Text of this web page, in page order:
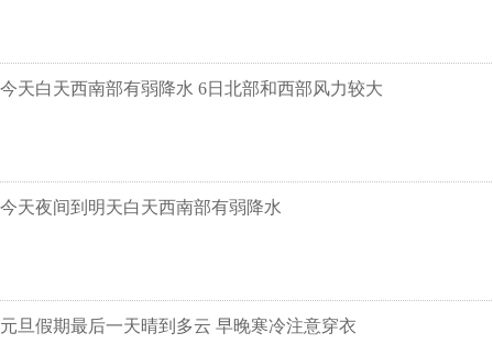
今天白天西南部有弱降水 6日北部和西部风力较大
今天夜间到明天白天西南部有弱降水
元旦假期最后一天晴到多云 早晚寒冷注意穿衣